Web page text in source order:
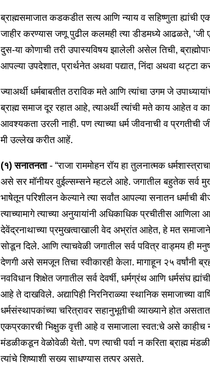
ब्राह्मसमाजात कडकडीत सत्य आणि न्याय व सहिष्णुता ह्यांची
जाहीर करण्यास जणू पुढील कलमही त्या डीडमध्ये आढळते, ‘जी
दुस-या कोणाची तरी उपास्यविषय झालेली असेल तिची,
आपल्या उपदेशात, प्रार्थनेत अथवा पद्यात, निंदा अथवा थट्टा
ज्याअर्थी धर्मबाबतीत ठराविक मते आणि त्यांचा उगम जे
ब्राह्म समाज दूर रहात आहे, त्याअर्थी त्यांची मते काय आहेत व
आवश्यकता उरली नाही. पण त्याच्या धर्म जीवनाची व प्रगतीची
मी उल्लेख करीत आहें.
(१) सनातनता- “राजा राममोहन रॉय हा तुलनात्मक
असे सर मॉनीयर वुईल्सम्सने म्हटले आहे. जगातील बहुतेक सर्व
भाषेतून परिशीलन केल्याने त्या सर्वांत आपल्या सनातन धर्माची
त्याच्यामागे त्याच्या अनुयायांनी अधिकाधिक प्रचीतीस आणिला
देवेंद्रनाथाच्या प्रमुखत्वाखाली वेद अभ्रांत आहेत, हे मत
सोडून दिले. आणि त्याचवेळी जगातील सर्व पवित्र वाड्मय ही
देणगी असे समजून तिचा स्वीकारही केला. मागाहून २५ वर्षांनी
नवविधान शिक्षेत जगातील सर्व देवर्षी, धर्मग्रंथ आणि धर्मसंघ
आहे ते दाखविले. अद्यापिही निरनिराळ्या स्थानिक समाजाच्या
धर्मसंस्थापकांच्या चरित्रावर सहानुभूतीची व्याख्याने होत
एकप्रकारची भिक्षुक वृत्ती आहे व समाजाला स्वत:चे असे काहीच
मंडळीकडून वेळोवेळी येतो. पण त्याची पर्वा न करिता ब्राह्म
त्यांचे शिष्याशी सख्य साधण्यास तत्पर असते.